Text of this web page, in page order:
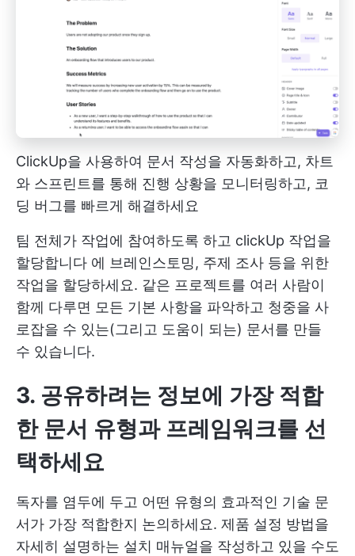
ClickUp을 사용하여 문서 작성을 자동화하고, 차트
와 스프린트를 통해 진행 상황을 모니터링하고, 코
딩 버그를 빠르게 해결하세요
팀 전체가 작업에 참여하도록 하고 clickUp 작업을
할당합니다 에 브레인스토밍, 주제 조사 등을 위한
작업을 할당하세요. 같은 프로젝트를 여러 사람이
함께 다루면 모든 기본 사항을 파악하고 청중을 사
로잡을 수 있는(그리고 도움이 되는) 문서를 만들
수 있습니다.
3. 공유하려는 정보에 가장 적합
한 문서 유형과 프레임워크를 선
택하세요
독자를 염두에 두고 어떤 유형의 효과적인 기술 문
서가 가장 적합한지 논의하세요. 제품 설정 방법을
자세히 설명하는 설치 매뉴얼을 작성하고 있을 수도